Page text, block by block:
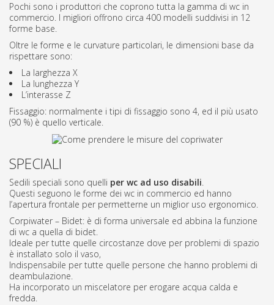
Pochi sono i produttori che coprono tutta la gamma di wc in
commercio. I migliori offrono circa 400 modelli suddivisi in 12
forme base.
Oltre le forme e le curvature particolari, le dimensioni base da
rispettare sono:
La larghezza X
La lunghezza Y
L’interasse Z
Fissaggio: normalmente i tipi di fissaggio sono 4, ed il più usato
(90 %) è quello verticale.
SPECIALI
Sedili speciali sono quelli per wc ad uso disabili.
Questi seguono le forme dei wc in commercio ed hanno
l’apertura frontale per permetterne un miglior uso ergonomico.
Corpiwater – Bidet: è di forma universale ed abbina la funzione
di wc a quella di bidet.
Ideale per tutte quelle circostanze dove per problemi di spazio
è installato solo il vaso,
Indispensabile per tutte quelle persone che hanno problemi di
deambulazione.
Ha incorporato un miscelatore per erogare acqua calda e
fredda.